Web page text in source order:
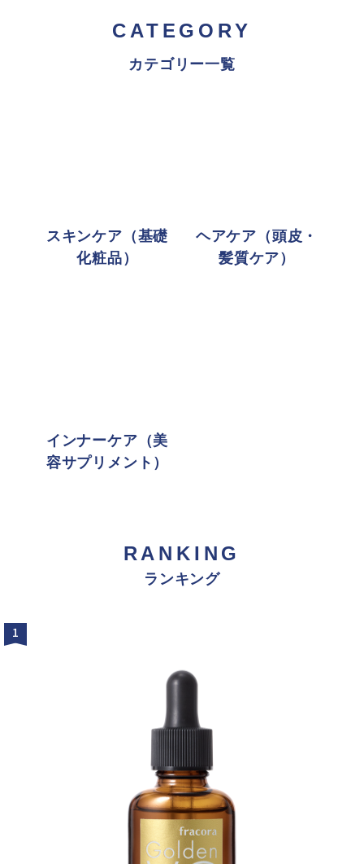
CATEGORY
カテゴリー一覧
スキンケア（基礎
化粧品）
ヘアケア（頭皮・
髪質ケア）
インナーケア（美
容サプリメント）
RANKING
ランキング
1